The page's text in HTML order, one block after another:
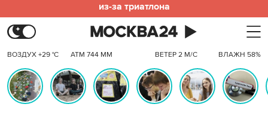
из-за триатлона
ВОЗДУХ +29 °C АТМ 744 ММ ВЕТЕР 2 М/С ВЛАЖН 58%